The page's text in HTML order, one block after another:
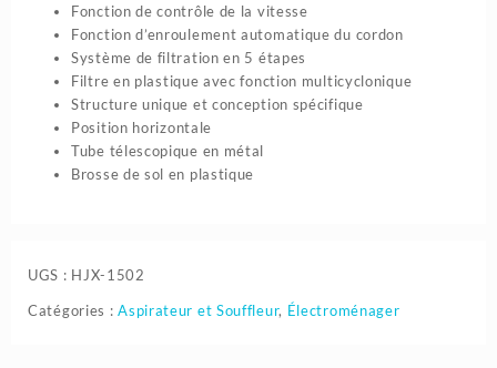
Fonction de contrôle de la vitesse
Fonction d’enroulement automatique du cordon
Système de filtration en 5 étapes
Filtre en plastique avec fonction multicyclonique
Structure unique et conception spécifique
Position horizontale
Tube télescopique en métal
Brosse de sol en plastique
UGS : HJX-1502
Catégories :Aspirateur et Souffleur, Électroménager